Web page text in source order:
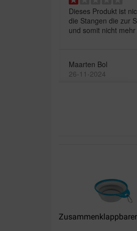
Dieses Produkt ist
die Stangen die zur
und somit nicht
Maarten Bol
26-11-2024
Lieferung:
Je krijgt waar voor je